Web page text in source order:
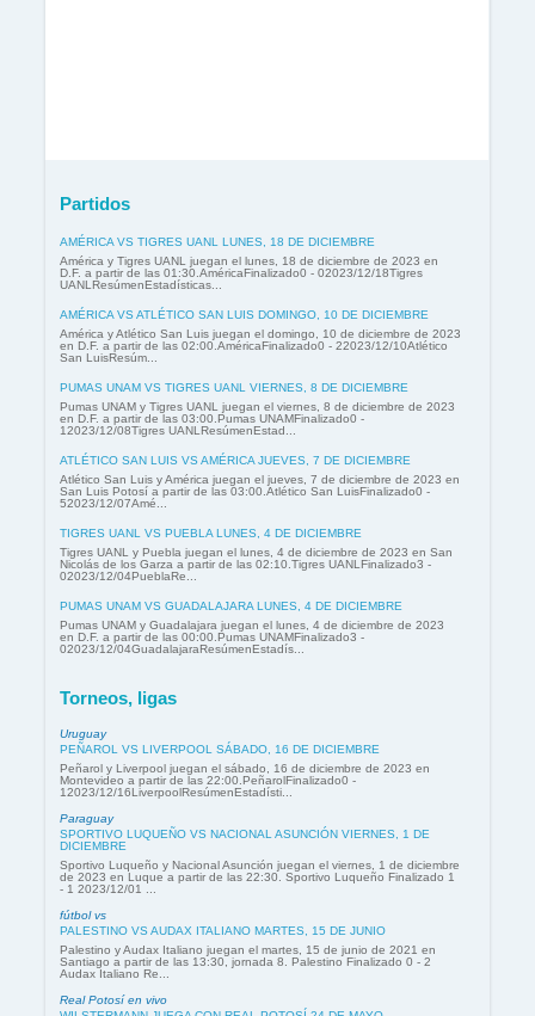
Partidos
AMÉRICA VS TIGRES UANL LUNES, 18 DE DICIEMBRE
América y Tigres UANL juegan el lunes, 18 de diciembre de 2023 en
D.F. a partir de las 01:30.AméricaFinalizado0 - 02023/12/18Tigres
UANLResúmenEstadísticas...
AMÉRICA VS ATLÉTICO SAN LUIS DOMINGO, 10 DE DICIEMBRE
América y Atlético San Luis juegan el domingo, 10 de diciembre de 2023
en D.F. a partir de las 02:00.AméricaFinalizado0 - 22023/12/10Atlético
San LuisResúm...
PUMAS UNAM VS TIGRES UANL VIERNES, 8 DE DICIEMBRE
Pumas UNAM y Tigres UANL juegan el viernes, 8 de diciembre de 2023
en D.F. a partir de las 03:00.Pumas UNAMFinalizado0 -
12023/12/08Tigres UANLResúmenEstad...
ATLÉTICO SAN LUIS VS AMÉRICA JUEVES, 7 DE DICIEMBRE
Atlético San Luis y América juegan el jueves, 7 de diciembre de 2023 en
San Luis Potosí a partir de las 03:00.Atlético San LuisFinalizado0 -
52023/12/07Amé...
TIGRES UANL VS PUEBLA LUNES, 4 DE DICIEMBRE
Tigres UANL y Puebla juegan el lunes, 4 de diciembre de 2023 en San
Nicolás de los Garza a partir de las 02:10.Tigres UANLFinalizado3 -
02023/12/04PueblaRe...
PUMAS UNAM VS GUADALAJARA LUNES, 4 DE DICIEMBRE
Pumas UNAM y Guadalajara juegan el lunes, 4 de diciembre de 2023
en D.F. a partir de las 00:00.Pumas UNAMFinalizado3 -
02023/12/04GuadalajaraResúmenEstadís...
Torneos, ligas
Uruguay
PEÑAROL VS LIVERPOOL SÁBADO, 16 DE DICIEMBRE
Peñarol y Liverpool juegan el sábado, 16 de diciembre de 2023 en
Montevideo a partir de las 22:00.PeñarolFinalizado0 -
12023/12/16LiverpoolResúmenEstadísti...
Paraguay
SPORTIVO LUQUEÑO VS NACIONAL ASUNCIÓN VIERNES, 1 DE
DICIEMBRE
Sportivo Luqueño y Nacional Asunción juegan el viernes, 1 de diciembre
de 2023 en Luque a partir de las 22:30. Sportivo Luqueño Finalizado 1
- 1 2023/12/01 ...
fútbol vs
PALESTINO VS AUDAX ITALIANO MARTES, 15 DE JUNIO
Palestino y Audax Italiano juegan el martes, 15 de junio de 2021 en
Santiago a partir de las 13:30, jornada 8. Palestino Finalizado 0 - 2
Audax Italiano Re...
Real Potosí en vivo